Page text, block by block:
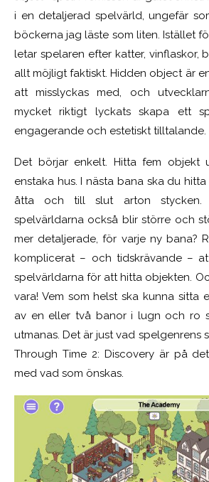
i en detaljerad spelvärld, ungefär
böckerna jag läste som liten. Istället
letar spelaren efter katter, vinflaskor,
allt möjligt faktiskt. Hidden object är
att misslyckas med, och
mycket riktigt lyckats skapa ett
engagerande och estetiskt tilltalande.
Det börjar enkelt. Hitta fem objekt
enstaka hus. I nästa bana ska du hitta
åtta och till slut arton stycken.
spelvärldarna också blir större och
mer detaljerade, för varje ny bana?
komplicerat – och tidskrävande –
spelvärldarna för att hitta objekten.
vara! Vem som helst ska kunna sitta
av en eller två banor i lugn och ro
utmanas. Det är just vad spelgenrens
Through Time 2: Discovery är på
med vad som önskas.